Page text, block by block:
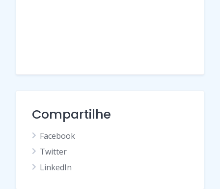
Compartilhe
Facebook
Twitter
LinkedIn